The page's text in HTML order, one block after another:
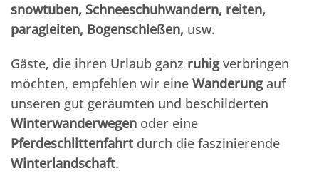
snowtuben, Schneeschuhwandern, reiten,
paragleiten, Bogenschießen, usw.
Gäste, die ihren Urlaub ganz ruhigverbringen
möchten, empfehlen wir eine Wanderungauf
unseren gut geräumten und beschilderten
Winterwanderwegen oder eine
Pferdeschlittenfahrt durch die faszinierende
Winterlandschaft.